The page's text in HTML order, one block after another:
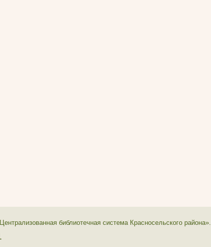
библиотечная система Красносельского района».